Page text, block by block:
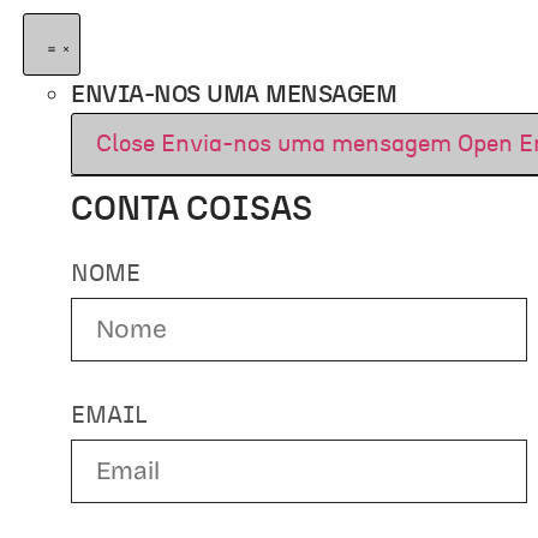
ENVIA-NOS UMA MENSAGEM
Close Envia-nos uma mensagem Open
CONTA COISAS
NOME
EMAIL